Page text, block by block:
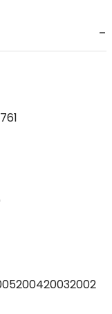
200420032002